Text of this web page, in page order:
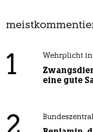
1 Wehrplicht
eine gute